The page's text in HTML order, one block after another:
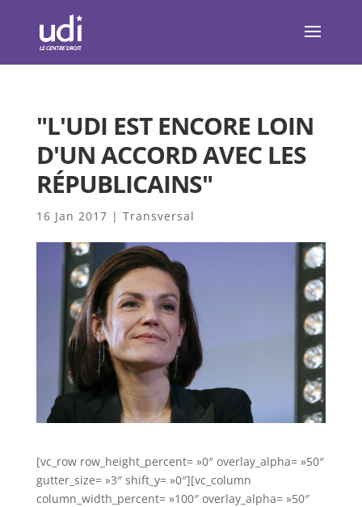
"L'UDI EST ENCORE LOIN
D'UN ACCORD AVEC LES
RÉPUBLICAINS"
16 Jan 2017 | Transversal
[vc_row row_height_percent= »0″ overlay_alpha= »50″
gutter_size= »3″ shift_y= »0″][vc_column
column_width_percent= »100″ overlay_alpha= »50″